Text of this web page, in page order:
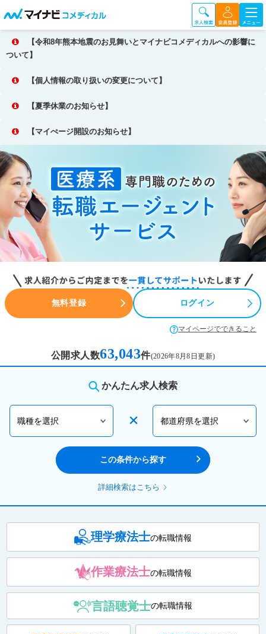
【令和8年熊本地震のお見舞いとマイナビコメディカルへの影響に
ついて】
【個人情報の取り扱いの変更について】
【夏季休業のお知らせ】
【マイぺージ開設のお知らせ】
無料登録 ログイン
マイページでできること
公開求人数63,043件(2026年8月8日更新)
かんたん求人検索
職種を選択 都道府県を選択
この条件から探す
詳細検索はこちら
理学療法士の転職情報
作業療法士の転職情報
言語聴覚士の転職情報